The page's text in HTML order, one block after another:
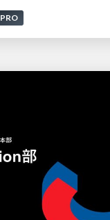
PRO